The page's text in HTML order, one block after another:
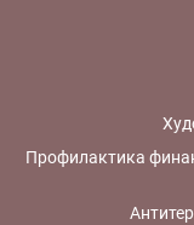
Профилактика